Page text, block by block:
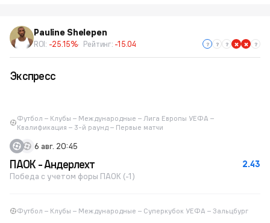
Pauline Shelepen
ROI: -25.15% Рейтинг: -15.04
Экспресс
Футбол – Клубы – Международные – Лига Европы УЕФА –
Квалификация – 3-й раунд – Первые матчи
6 авг. 20:45
2.43
ПАОК - Андерлехт
Победа с учетом форы ПАОК (-1)
Футбол – Клубы – Международные – Суперкубок УЕФА – Зальцбург